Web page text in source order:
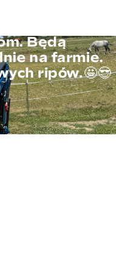
Będą
na farmie.
ripów.🤩😎